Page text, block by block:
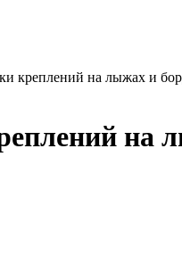
креплений на лыжах и
на